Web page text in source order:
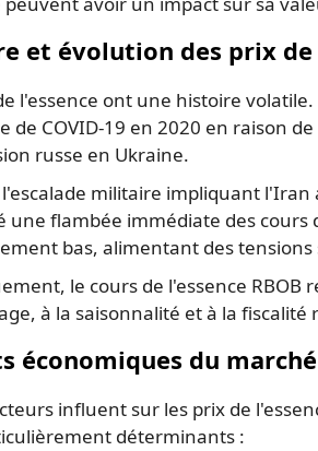
et évolution des prix de
l'essence ont une histoire
de COVID-19 en 2020 en raison
russe en Ukraine.
l'escalade militaire impliquant
une flambée immédiate des
bas, alimentant des
le cours de l'essence
à la saisonnalité et à la fiscalité
économiques du
influent sur les prix de
déterminants :